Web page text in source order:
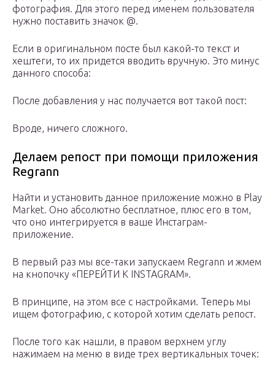
фотография. Для этого перед именем пользователя
нужно поставить значок @.
Если в оригинальном посте был какой-то текст и
хештеги, то их придется вводить вручную. Это минус
данного способа:
После добавления у нас получается вот такой пост:
Вроде, ничего сложного.
Делаем репост при помощи приложения
Regrann
Найти и установить данное приложение можно в Play
Market. Оно абсолютно бесплатное, плюс его в том,
что оно интегрируется в ваше Инстаграм-
приложение.
В первый раз мы все-таки запускаем Regrann и жмем
на кнопочку «ПЕРЕЙТИ К INSTAGRAM».
В принципе, на этом все с настройками. Теперь мы
ищем фотографию, с которой хотим сделать репост.
После того как нашли, в правом верхнем углу
нажимаем на меню в виде трех вертикальных точек: